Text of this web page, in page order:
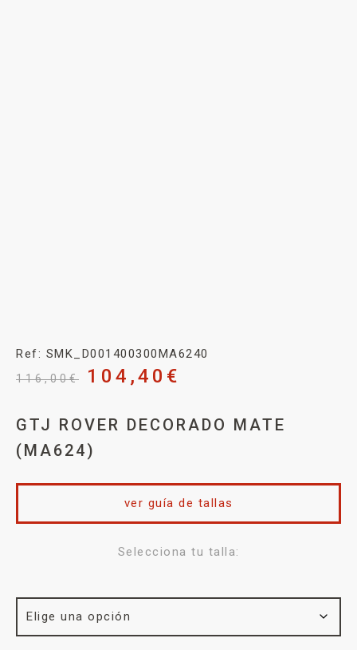
Ref: SMK_D001400300MA6240
116,00€ 104,40 €
GTJ ROVER DECORADO MATE
(MA624)
Selecciona tu talla:
ver guía de tallas